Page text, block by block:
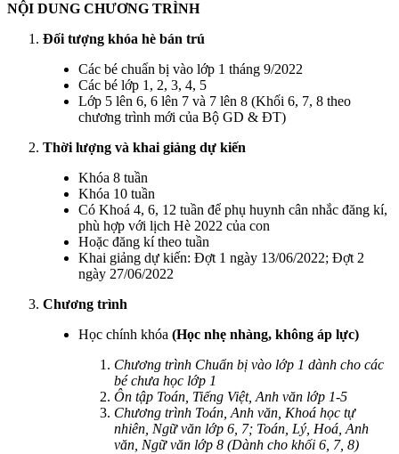
NỘI DUNG CHƯƠNG TRÌNH
Đối tượng khóa hè bán trú
Các bé chuẩn bị vào lớp 1 tháng 9/2022
Các bé lớp 1, 2, 3, 4, 5
Lớp 5 lên 6, 6 lên 7 và 7 lên 8 (Khối 6, 7, 8 theo
chương trình mới của Bộ GD & ĐT)
Thời lượng và khai giảng dự kiến
Khóa 8 tuần
Khóa 10 tuần
Có Khoá 4, 6, 12 tuần để phụ huynh cân nhắc đăng kí,
phù hợp với lịch Hè 2022 của con
Hoặc đăng kí theo tuần
Khai giảng dự kiến: Đợt 1 ngày 13/06/2022; Đợt 2
ngày 27/06/2022
Chương trình
Học chính khóa (Học nhẹ nhàng, không áp lực)
Chương trình Chuẩn bị vào lớp 1 dành cho các
bé chưa học lớp 1
Ôn tập Toán, Tiếng Việt, Anh văn lớp 1-5
Chương trình Toán, Anh văn, Khoá học tự
nhiên, Ngữ văn lớp 6, 7; Toán, Lý, Hoá, Anh
văn, Ngữ văn lớp 8 (Dành cho khối 6, 7, 8)